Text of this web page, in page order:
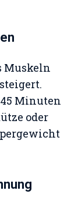
Muskeln
Minuten
oder